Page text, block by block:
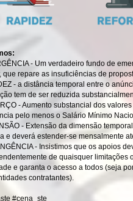
- Um verdadeiro fundo de
que repare as insuficiências de
- a distância temporal entre o
tem de ser reduzida
- Aumento substancial dos
pelo menos o Salário Mínimo
- Extensão da dimensão
e deverá estender-se mensalmente
- Insistimos que os apoios
de quaisquer limitações
e garanta o acesso a todos (seja
contratantes).
#cena_ste